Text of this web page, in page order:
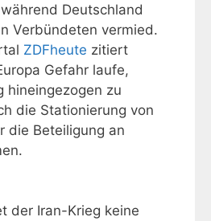
Deutschland
Verbündeten vermied.
ZDFheute zitiert
Gefahr laufe,
hineingezogen zu
die Stationierung von
die Beteiligung an
der Iran-Krieg keine